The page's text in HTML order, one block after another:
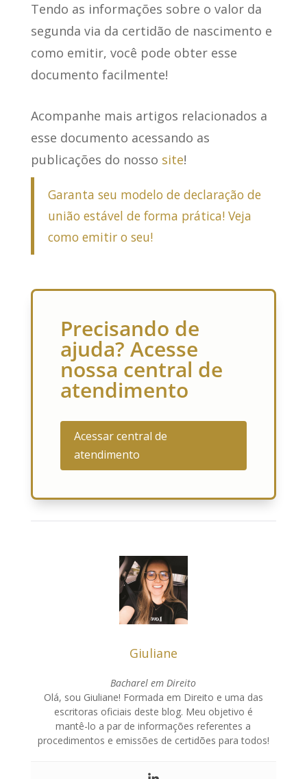
Tendo as informações sobre o valor da
segunda via da certidão de nascimento e
como emitir, você pode obter esse
documento facilmente!
Acompanhe mais artigos relacionados a
esse documento acessando as
publicações do nosso site!
Garanta seu modelo de declaração de
união estável de forma prática! Veja
como emitir o seu!
Precisando de
ajuda? Acesse
nossa central de
atendimento
Acessar central de
atendimento
Giuliane
Bacharel em Direito
Olá, sou Giuliane! Formada em Direito e uma das
escritoras oficiais deste blog. Meu objetivo é
mantê-lo a par de informações referentes a
procedimentos e emissões de certidões para todos!